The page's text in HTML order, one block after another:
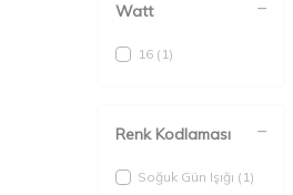
Watt
16 (1)
Renk Kodlaması
Soğuk Gün Işığı (1)